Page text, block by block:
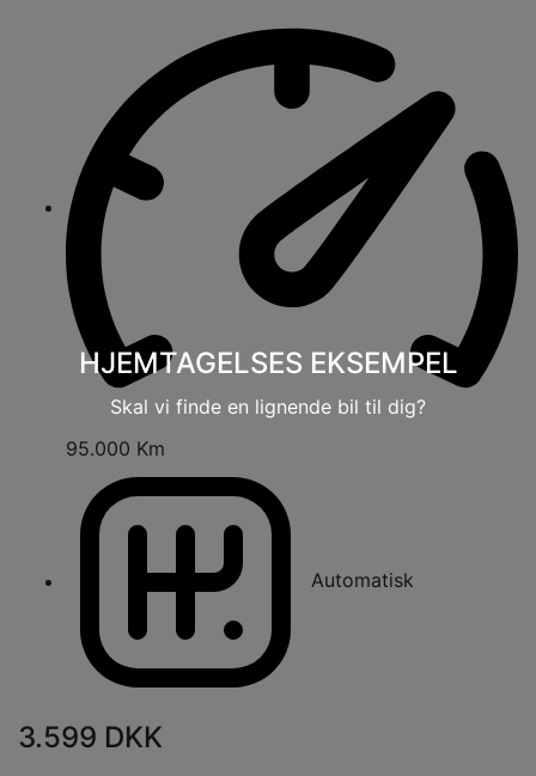
HJEMTAGELSES EKSEMPEL
Skal vi finde en lignende bil til dig?
95.000 Km
Automatisk
3.599 DKK